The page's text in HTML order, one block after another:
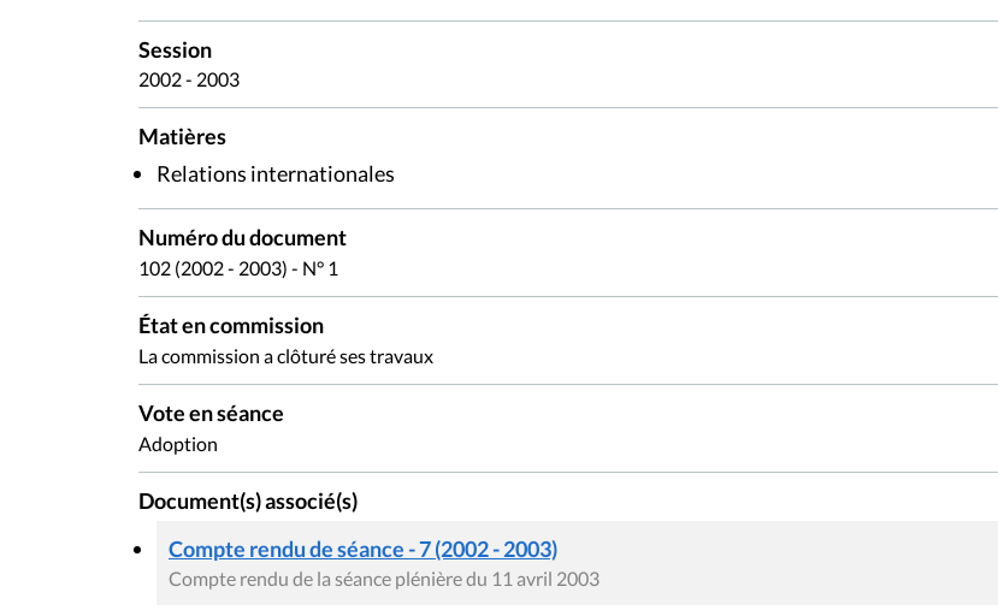
Session
2002 - 2003
Matières
Relations internationales
Numéro du document
102 (2002 - 2003) - N° 1
État en commission
La commission a clôturé ses travaux
Vote en séance
Adoption
Document(s) associé(s)
Compte rendu de séance - 7 (2002 - 2003)
Compte rendu de la séance plénière du 11 avril 2003